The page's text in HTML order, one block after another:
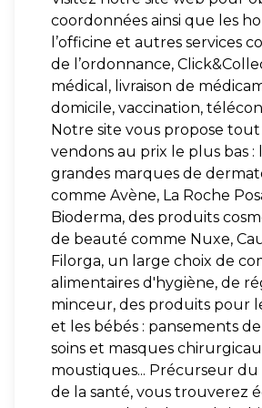
coordonnées ainsi que les
l’officine et autres services
de l’ordonnance,
médical, livraison de
domicile, vaccination,
Notre site vous propose
vendons au prix le plus bas :
grandes marques de
comme Avène, La Roche
Bioderma, des produits
de beauté comme Nuxe,
Filorga, un large choix de
alimentaires d'hygiène, de
minceur, des produits pour
et les bébés : pansements
soins et masques
moustiques... Précurseur
de la santé, vous trouverez